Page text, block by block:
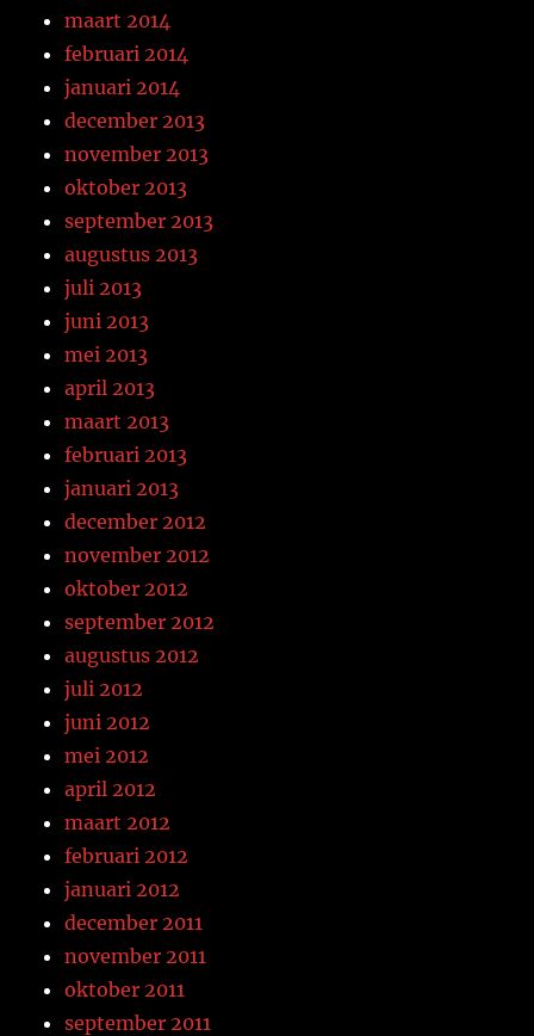
maart 2014
februari 2014
januari 2014
december 2013
november 2013
oktober 2013
september 2013
augustus 2013
juli 2013
juni 2013
mei 2013
april 2013
maart 2013
februari 2013
januari 2013
december 2012
november 2012
oktober 2012
september 2012
augustus 2012
juli 2012
juni 2012
mei 2012
april 2012
maart 2012
februari 2012
januari 2012
december 2011
november 2011
oktober 2011
september 2011